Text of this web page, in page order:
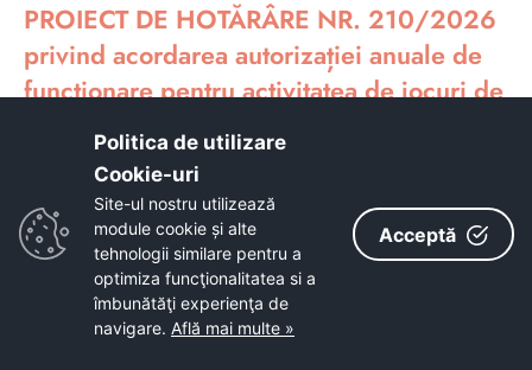
PROIECT DE HOTĂRÂRE NR. 210/2026
privind acordarea autorizației anuale de
funcționare pentru activitatea de jocuri de
noroc de tip pariuri, operatorului
economic BET ACTIVE CONCEPT SRL,
pentru punctul de lucru situat în
municipiul Petroșani, str. Aviatorilor, FN.
PROIECT DE HOTĂRÂRE NR. 209/2026
Privind rectificarea Bugetului Instituțiilor
Politica de utilizare
Cookie-uri‎
Site-ul nostru utilizează
module cookie și alte
tehnologii similare pentru a
optimiza funcţionalitatea si a
îmbunătăţi experienţa de
navigare. Află mai multe »
Acceptă